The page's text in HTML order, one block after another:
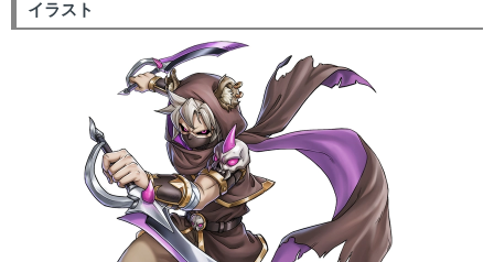
イラスト